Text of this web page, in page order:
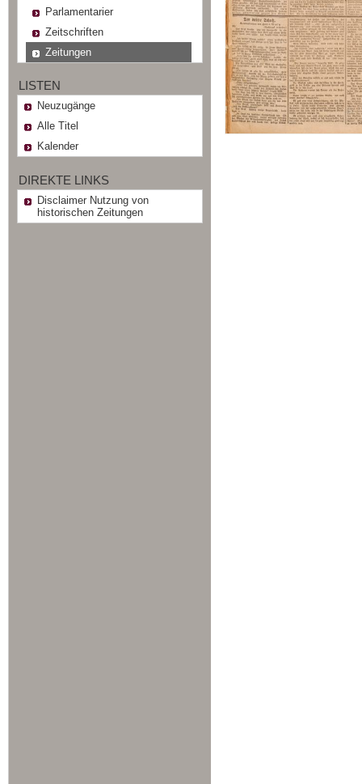
Parlamentarier
Zeitschriften
Zeitungen
LISTEN
Neuzugänge
Alle Titel
Kalender
DIREKTE LINKS
Disclaimer Nutzung von
historischen Zeitungen